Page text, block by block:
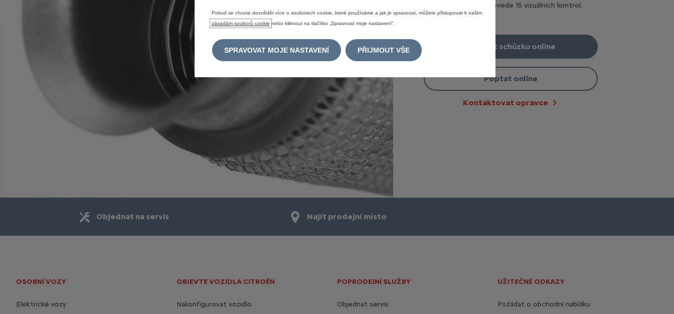
opravce CITROËN provede 15 vizuálních kontrol.
Sjednat schůzku online
Poptat online
Kontaktovat opravce
Objednat na servis Najít prodejní místo
OSOBNÍ VOZY
Elektrické vozy
OBJEVTE VOZIDLA CITROËN
Nakonfigurovat vozidlo
POPRODEJNÍ SLUŽBY
Objednat servis
UŽITEČNÉ ODKAZY
Poźádat o obchodní nabídku
Pokud se chcete dozvědět více o souborech cookie, které používáme a jak je spravovat, můžete přistupovat k našim
zásadám souborů cookie nebo kliknout na tlačítko „Spravovat moje nastavení“.
SPRAVOVAT MOJE NASTAVENÍ PŘIJMOUT VŠE